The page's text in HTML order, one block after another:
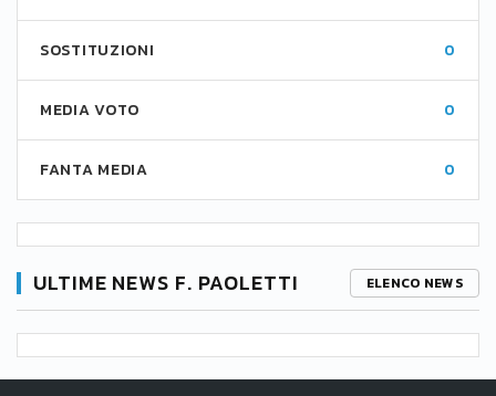
SOSTITUZIONI 0
MEDIA VOTO 0
FANTA MEDIA 0
ULTIME NEWS F. PAOLETTI ELENCO NEWS